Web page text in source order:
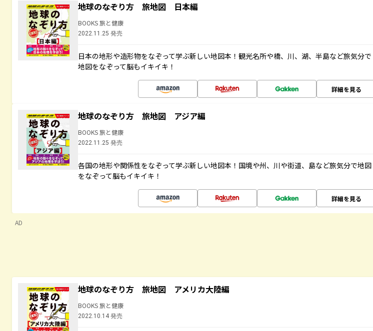
地球のなぞり方 旅地図 日本編
BOOKS 旅と健康
2022.11.25 発売
日本の地形や造形物をなぞって学ぶ新しい地図本！観光名所や橋、川、湖、半島など旅気分で
地図をなぞって脳もイキイキ！
詳細を見る
地球のなぞり方 旅地図 アジア編
BOOKS 旅と健康
2022.11.25 発売
各国の地形や関係性をなぞって学ぶ新しい地図本！国境や州、川や街道、島など旅気分で地図
をなぞって脳もイキイキ！
詳細を見る
AD
地球のなぞり方 旅地図 アメリカ大陸編
BOOKS 旅と健康
2022.10.14 発売